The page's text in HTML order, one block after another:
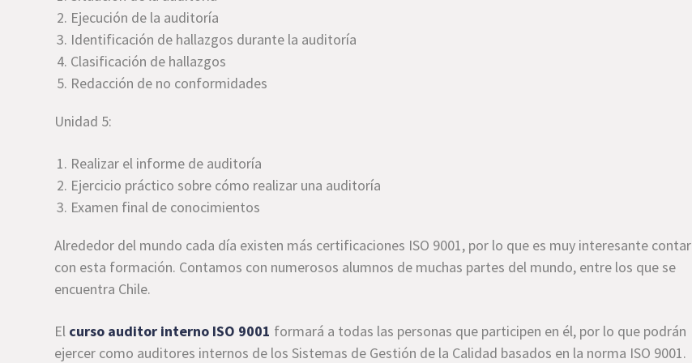
Ejecución de la auditoría
Identificación de hallazgos durante la auditoría
Clasificación de hallazgos
Redacción de no conformidades
Unidad 5:
Realizar el informe de auditoría
Ejercicio práctico sobre cómo realizar una auditoría
Examen final de conocimientos
Alrededor del mundo cada día existen más certificaciones ISO 9001, por lo que es muy interesante contar
con esta formación. Contamos con numerosos alumnos de muchas partes del mundo, entre los que se
encuentra Chile.
El curso auditor interno ISO 9001 formará a todas las personas que participen en él, por lo que podrán
ejercer como auditores internos de los Sistemas de Gestión de la Calidad basados en la norma ISO 9001.